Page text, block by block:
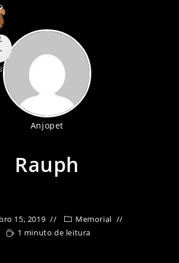
Anjopet
Rauph
15, 2019
Memorial
1 minuto de leitura